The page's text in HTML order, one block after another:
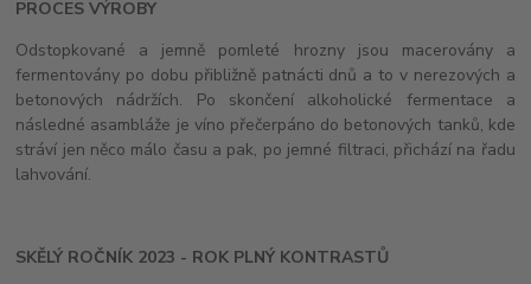
PROCES VÝROBY
Odstopkované a jemně pomleté hrozny jsou macerovány a
fermentovány po dobu přibližně patnácti dnů a to v nerezových a
betonových nádržích. Po skončení alkoholické fermentace a
následné asambláže je víno přečerpáno do betonových tanků, kde
stráví jen něco málo času a pak, po jemné filtraci, přichází na řadu
lahvování.
SKĚLÝ ROČNÍK 2023 - ROK PLNÝ KONTRASTŮ